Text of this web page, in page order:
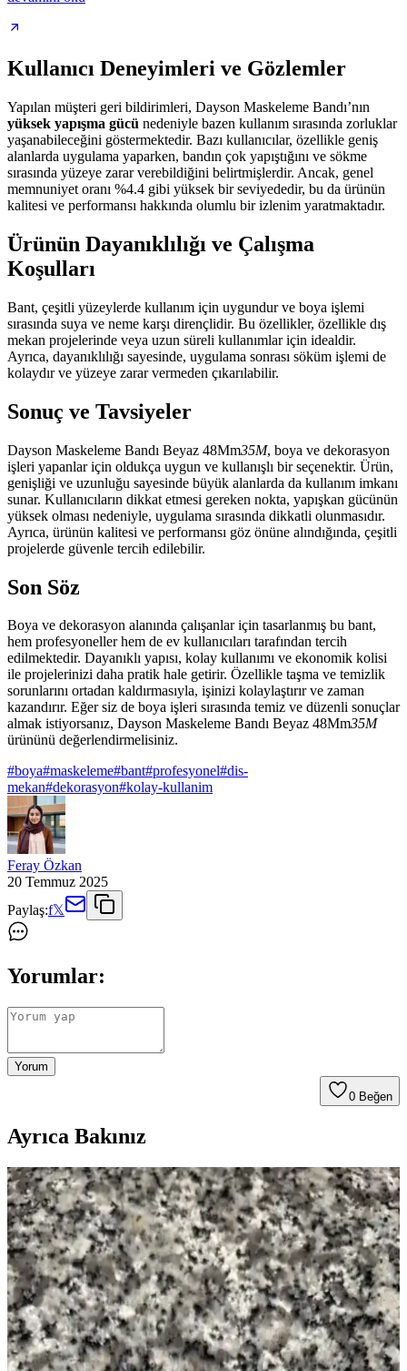
Kullanıcı Deneyimleri ve Gözlemler
Yapılan müşteri geri bildirimleri, Dayson Maskeleme Bandı’nın
yüksek yapışma gücü nedeniyle bazen kullanım sırasında zorluklar
yaşanabileceğini göstermektedir. Bazı kullanıcılar, özellikle geniş
alanlarda uygulama yaparken, bandın çok yapıştığını ve sökme
sırasında yüzeye zarar verebildiğini belirtmişlerdir. Ancak, genel
memnuniyet oranı %4.4 gibi yüksek bir seviyededir, bu da ürünün
kalitesi ve performansı hakkında olumlu bir izlenim yaratmaktadır.
Ürünün Dayanıklılığı ve Çalışma
Koşulları
Bant, çeşitli yüzeylerde kullanım için uygundur ve boya işlemi
sırasında suya ve neme karşı dirençlidir. Bu özellikler, özellikle dış
mekan projelerinde veya uzun süreli kullanımlar için idealdir.
Ayrıca, dayanıklılığı sayesinde, uygulama sonrası söküm işlemi de
kolaydır ve yüzeye zarar vermeden çıkarılabilir.
Sonuç ve Tavsiyeler
Dayson Maskeleme Bandı Beyaz 48Mm35M, boya ve dekorasyon
işleri yapanlar için oldukça uygun ve kullanışlı bir seçenektir. Ürün,
genişliği ve uzunluğu sayesinde büyük alanlarda da kullanım imkanı
sunar. Kullanıcıların dikkat etmesi gereken nokta, yapışkan gücünün
yüksek olması nedeniyle, uygulama sırasında dikkatli olunmasıdır.
Ayrıca, ürünün kalitesi ve performansı göz önüne alındığında, çeşitli
projelerde güvenle tercih edilebilir.
Son Söz
Boya ve dekorasyon alanında çalışanlar için tasarlanmış bu bant,
hem profesyoneller hem de ev kullanıcıları tarafından tercih
edilmektedir. Dayanıklı yapısı, kolay kullanımı ve ekonomik kolisi
ile projelerinizi daha pratik hale getirir. Özellikle taşma ve temizlik
sorunlarını ortadan kaldırmasıyla, işinizi kolaylaştırır ve zaman
kazandırır. Eğer siz de boya işleri sırasında temiz ve düzenli sonuçlar
almak istiyorsanız, Dayson Maskeleme Bandı Beyaz 48Mm35M
ürününü değerlendirmelisiniz.
#boya#maskeleme#bant#profesyonel#dis-
mekan#dekorasyon#kolay-kullanim
Feray Özkan
20 Temmuz 2025
Paylaş:f𝕏
Yorumlar:
Yorum
0 Beğen
Ayrıca Bakınız
Kiralık Mutfaklarda Başarılı Yenileme ve Tasarım
İçin İzin ve Malzeme Seçimi
Kiralık mutfaklarda ev sahibi ile iletişim ve izin süreci, boya,
aydınlatma ve donanım değişiklikleriyle estetik ve fonksiyonel
yenileme yöntemleri ele alınmaktadır.
Kiralık Banyoda Dekorasyon ve Yenileme: Boya,
Zemin ve Fayans Seçiminde Dikkat Edilmesi
Gerekenler